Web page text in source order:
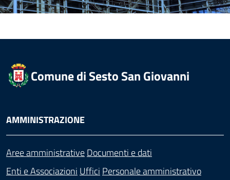
Comune di Sesto San Giovanni
AMMINISTRAZIONE
Aree amministrativeDocumenti e dati
Enti e Associazioni Uffici Personale amministrativo